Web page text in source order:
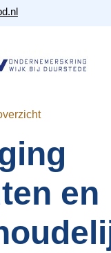
en
Agenda
Over ons
Nieuwsbrieven
Lid